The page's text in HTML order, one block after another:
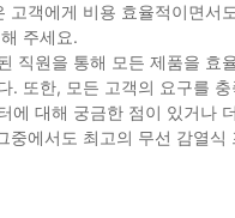
객에게 비용 효율적이면
주세요.
직원을 통해 모든 제품을
. 또한, 모든 고객의 요구를
에 대해 궁금한 점이 있거나
에서도 최고의 무선 감열